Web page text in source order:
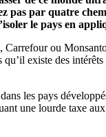
pas par quatre
le pays en
ou
existe des
les pays
une lourde taxe